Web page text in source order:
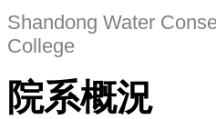
Shandong Water
College
院系概況